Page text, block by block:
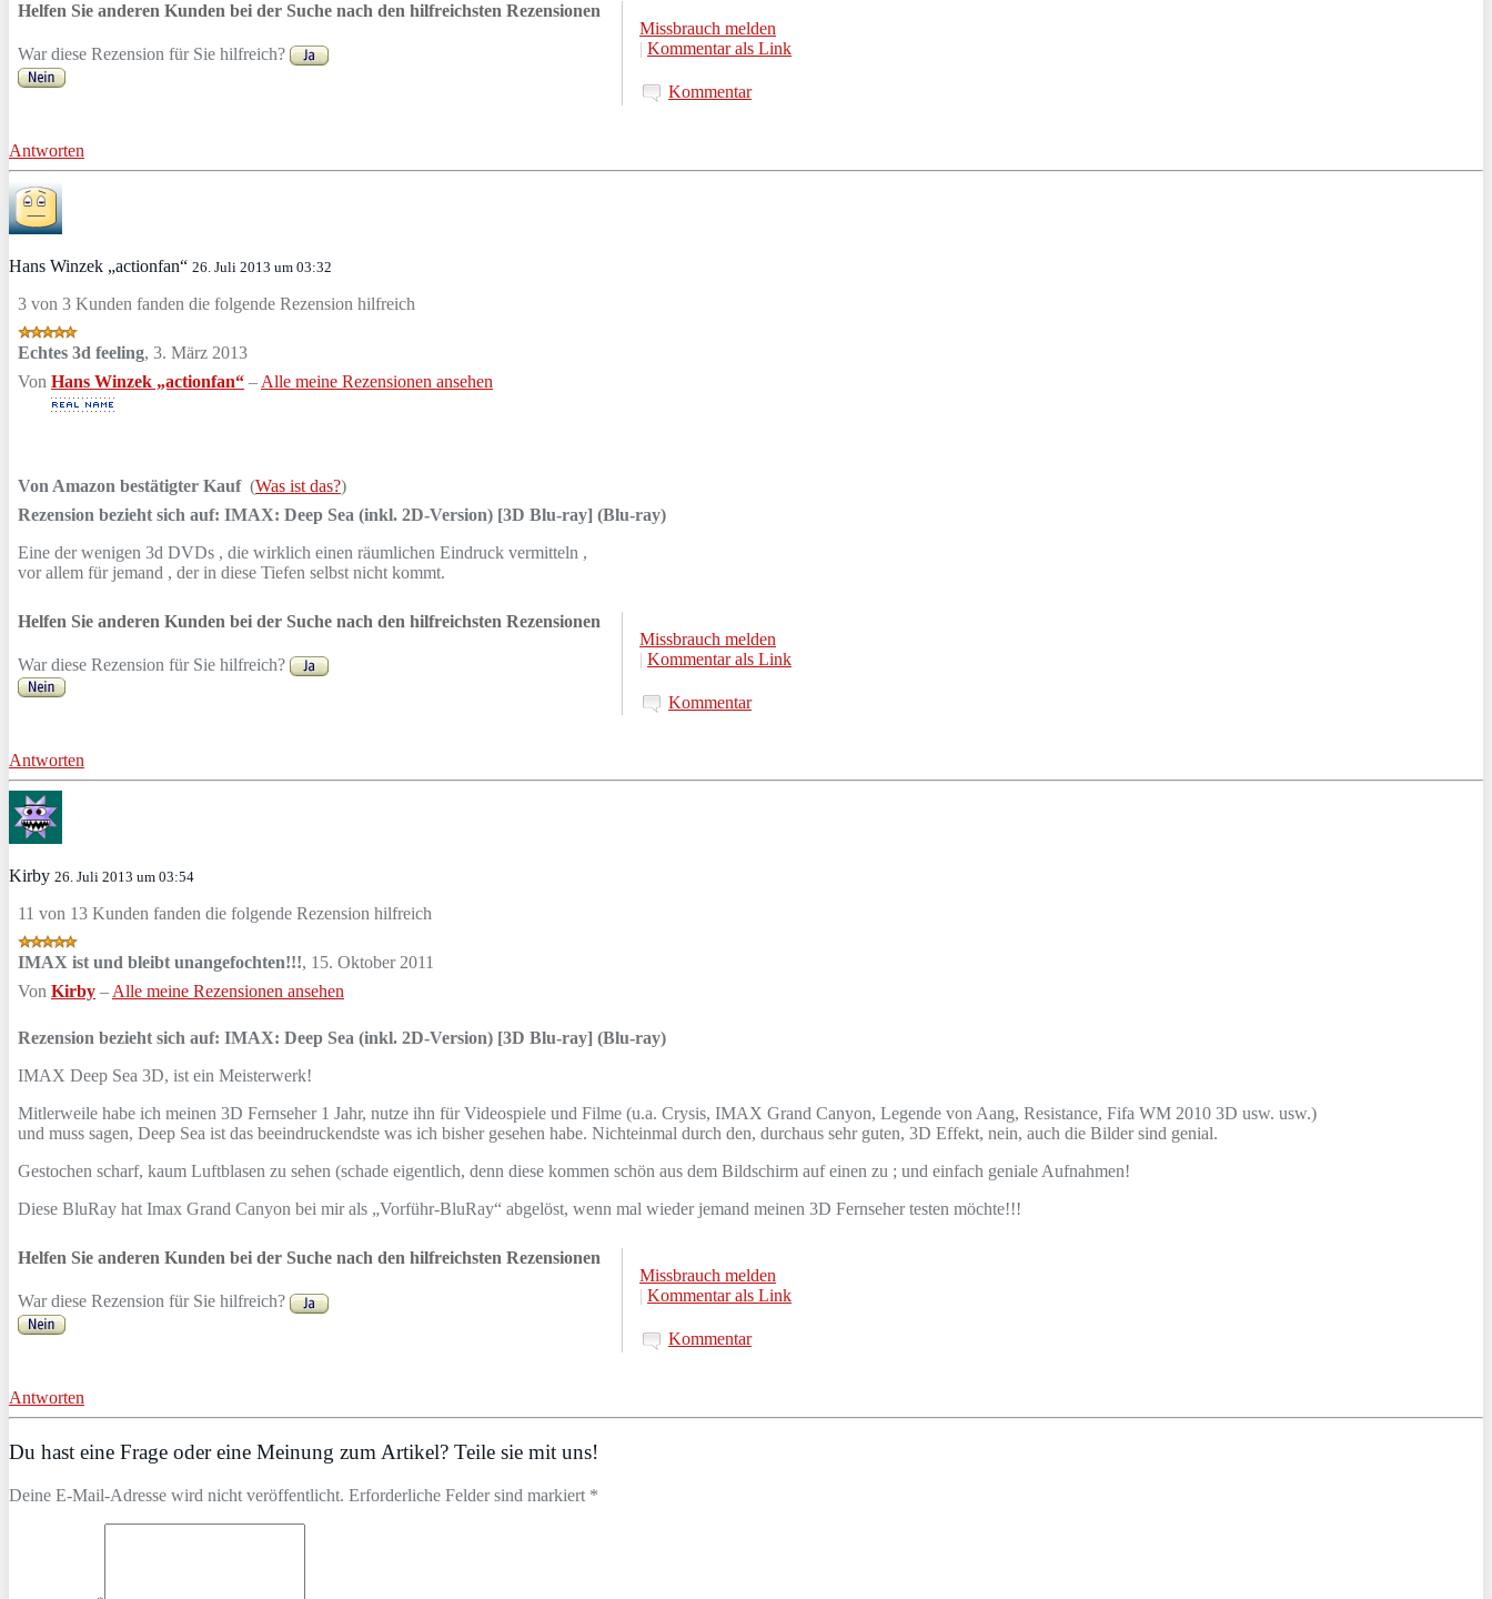
Helfen Sie anderen Kunden bei der Suche nach den hilfreichsten Rezensionen
War diese Rezension für Sie hilfreich?
Missbrauch melden
| Kommentar als Link
Kommentar
Antworten
Hans Winzek „actionfan“ 26. Juli 2013 um 03:32
3 von 3 Kunden fanden die folgende Rezension hilfreich
Echtes 3d feeling, 3. März 2013
Von Hans Winzek „actionfan“ – Alle meine Rezensionen ansehen
Von Amazon bestätigter Kauf (Was ist das?)
Rezension bezieht sich auf: IMAX: Deep Sea (inkl. 2D-Version) [3D Blu-ray] (Blu-ray)
Eine der wenigen 3d DVDs , die wirklich einen räumlichen Eindruck vermitteln ,
vor allem für jemand , der in diese Tiefen selbst nicht kommt.
Helfen Sie anderen Kunden bei der Suche nach den hilfreichsten Rezensionen
War diese Rezension für Sie hilfreich?
Missbrauch melden
| Kommentar als Link
Kommentar
Antworten
Kirby 26. Juli 2013 um 03:54
11 von 13 Kunden fanden die folgende Rezension hilfreich
IMAX ist und bleibt unangefochten!!!, 15. Oktober 2011
Von Kirby –Alle meine Rezensionen ansehen
Rezension bezieht sich auf: IMAX: Deep Sea (inkl. 2D-Version) [3D Blu-ray] (Blu-ray)
IMAX Deep Sea 3D, ist ein Meisterwerk!
Mitlerweile habe ich meinen 3D Fernseher 1 Jahr, nutze ihn für Videospiele und Filme (u.a. Crysis, IMAX Grand Canyon, Legende von Aang, Resistance, Fifa WM 2010 3D usw. usw.)
und muss sagen, Deep Sea ist das beeindruckendste was ich bisher gesehen habe. Nichteinmal durch den, durchaus sehr guten, 3D Effekt, nein, auch die Bilder sind genial.
Gestochen scharf, kaum Luftblasen zu sehen (schade eigentlich, denn diese kommen schön aus dem Bildschirm auf einen zu ; und einfach geniale Aufnahmen!
Diese BluRay hat Imax Grand Canyon bei mir als „Vorführ-BluRay“ abgelöst, wenn mal wieder jemand meinen 3D Fernseher testen möchte!!!
Helfen Sie anderen Kunden bei der Suche nach den hilfreichsten Rezensionen
War diese Rezension für Sie hilfreich?
Missbrauch melden
| Kommentar als Link
Kommentar
Antworten
Du hast eine Frage oder eine Meinung zum Artikel? Teile sie mit uns!
Deine E-Mail-Adresse wird nicht veröffentlicht. Erforderliche Felder sind markiert *